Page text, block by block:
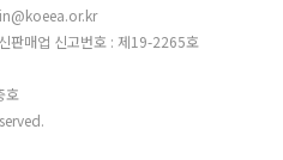
매업 신고번호 : 제19-2265호
호